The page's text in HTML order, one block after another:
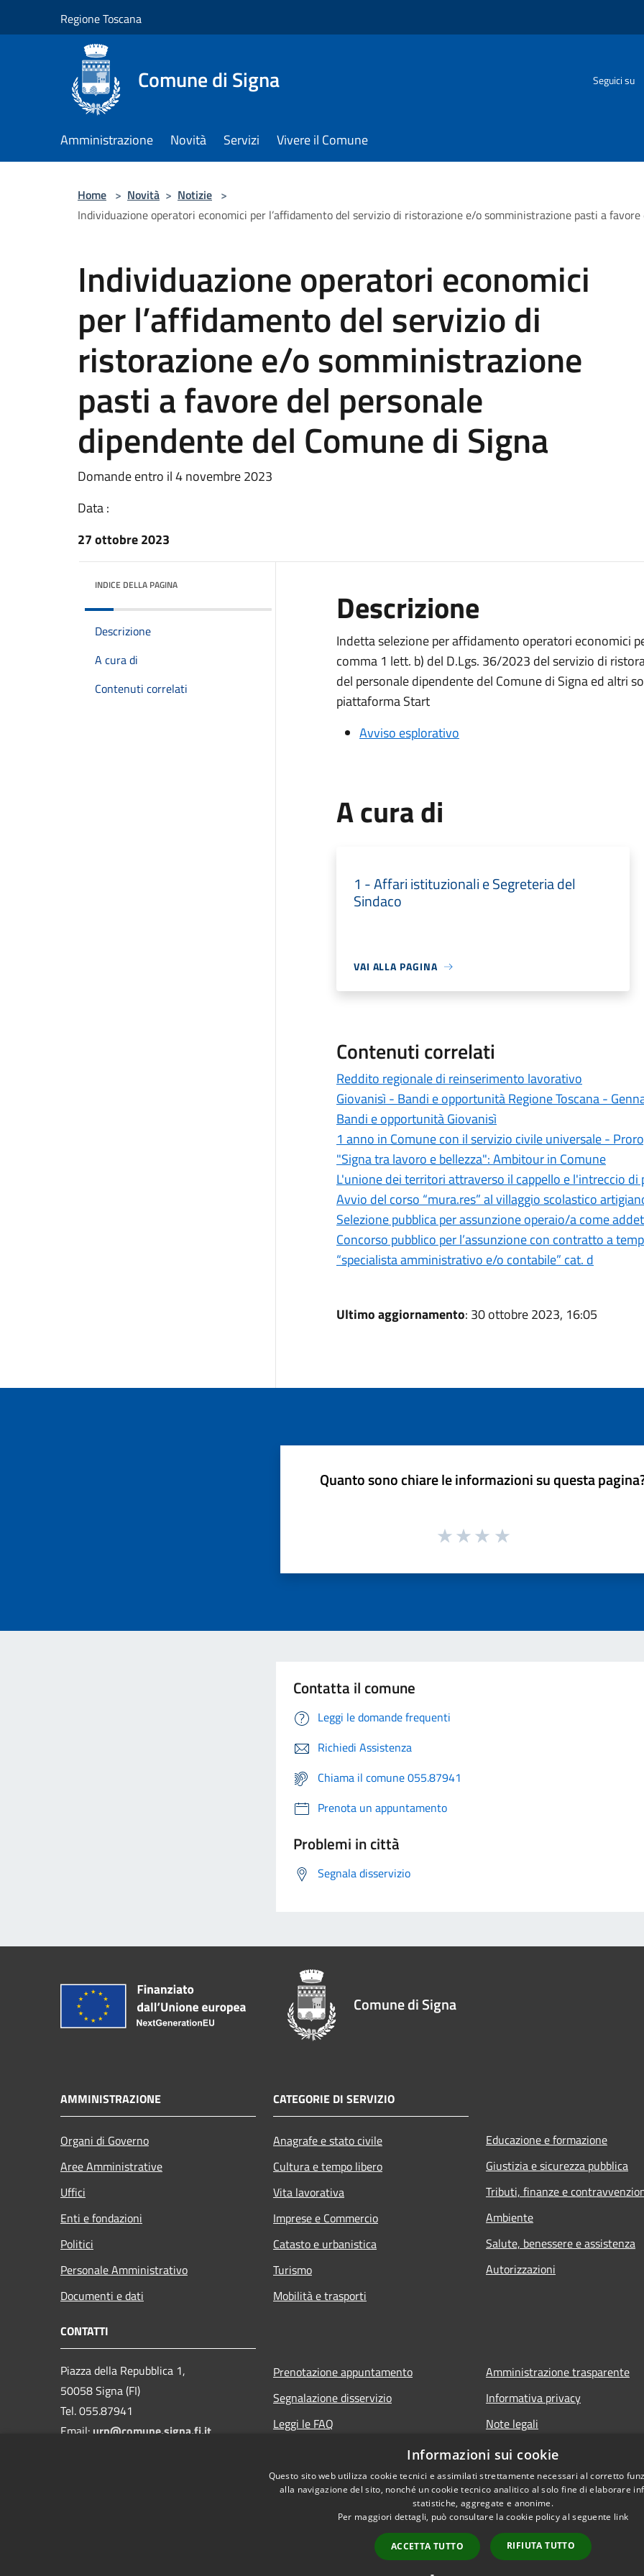
Regione Toscana
Comune di Signa Seguici su
Amministrazione Novità Servizi Vivere il Comune
Home > Novità > Notizie >
Individuazione operatori economici per l’affidamento del servizio di ristorazione e/o somministrazione pasti a
Individuazione operatori economici
per l’affidamento del servizio di
ristorazione e/o somministrazione
pasti a favore del personale
dipendente del Comune di Signa
Domande entro il 4 novembre 2023
Data :
27 ottobre 2023
INDICE DELLA PAGINA
Descrizione
A cura di
Contenuti correlati
Descrizione
Indetta selezione per affidamento operatori economici
comma 1 lett. b) del D.Lgs. 36/2023 del servizio di
del personale dipendente del Comune di Signa ed altri
piattaforma Start
Avviso esplorativo
A cura di
1 - Affari istituzionali e Segreteria del
Sindaco
VAI ALLA PAGINA
Contenuti correlati
Reddito regionale di reinserimento lavorativo
Giovanisì - Bandi e opportunità Regione Toscana -
Bandi e opportunità Giovanisì
1 anno in Comune con il servizio civile universale -
"Signa tra lavoro e bellezza": Ambitour in Comune
L'unione dei territori attraverso il cappello e l'intreccio di
Avvio del corso “mura.res” al villaggio scolastico
Selezione pubblica per assunzione operaio/a come
Concorso pubblico per l’assunzione con contratto a
“specialista amministrativo e/o contabile” cat. d
Ultimo aggiornamento: 30 ottobre 2023, 16:05
Quanto sono chiare le informazioni su questa
Contatta il comune
Leggi le domande frequenti
Richiedi Assistenza
Chiama il comune 055.87941
Prenota un appuntamento
Problemi in città
Segnala disservizio
Comune di Signa
AMMINISTRAZIONE
Organi di Governo
Aree Amministrative
Uffici
Enti e fondazioni
Politici
Personale Amministrativo
Documenti e dati
CATEGORIE DI SERVIZIO
Anagrafe e stato civile
Cultura e tempo libero
Vita lavorativa
Imprese e Commercio
Catasto e urbanistica
Turismo
Mobilità e trasporti
Educazione e formazione
Giustizia e sicurezza pubblica
Tributi, finanze e
Ambiente
Salute, benessere e assistenza
Autorizzazioni
CONTATTI
Piazza della Repubblica 1,
50058 Signa (FI)
Tel. 055.87941
Email:urp@comune.signa.fi.it
Prenotazione appuntamento
Segnalazione disservizio
Leggi le FAQ
Amministrazione trasparente
Informativa privacy
Note legali
Dichiarazione di accessibilità
Informazioni sui cookie
Questo sito web utilizza cookie tecnici e assimilati strettamente necessari al corretto
alla navigazione del sito, nonché un cookie tecnico analitico al solo fine di elaborare
statistiche, aggregate e anonime.
Per maggiori dettagli, può consultare la cookie policy al seguente link
ACCETTA TUTTO RIFIUTA TUTTO